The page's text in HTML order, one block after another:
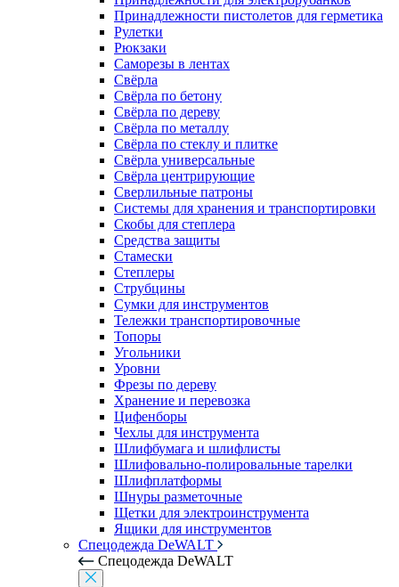
Принадлежности пистолетов для герметика
Рулетки
Рюкзаки
Саморезы в лентах
Свёрла
Свёрла по бетону
Свёрла по дереву
Свёрла по металлу
Свёрла по стеклу и плитке
Свёрла универсальные
Свёрла центрирующие
Сверлильные патроны
Системы для хранения и транспортировки
Скобы для степлера
Средства защиты
Стамески
Степлеры
Струбцины
Сумки для инструментов
Тележки транспортировочные
Топоры
Угольники
Уровни
Фрезы по дереву
Хранение и перевозка
Цифенборы
Чехлы для инструмента
Шлифбумага и шлифлисты
Шлифовально-полировальные тарелки
Шлифплатформы
Шнуры разметочные
Щетки для электроинструмента
Ящики для инструментов
Спецодежда DeWALT
Спецодежда DeWALT